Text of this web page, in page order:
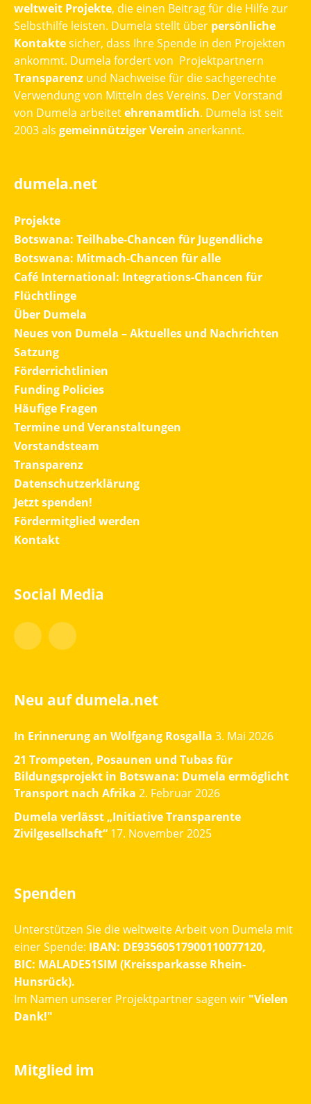
weltweit Projekte, die einen Beitrag für die Hilfe zur
Selbsthilfe leisten. Dumela stellt über persönliche
Kontaktesicher, dass Ihre Spende in den Projekten
ankommt. Dumela fordert von Projektpartnern
Transparenz und Nachweise für die sachgerechte
Verwendung von Mitteln des Vereins. Der Vorstand
von Dumela arbeitetehrenamtlich. Dumela ist seit
2003 als gemeinnütziger Verein anerkannt.
dumela.net
Projekte
Botswana: Teilhabe-Chancen für Jugendliche
Botswana: Mitmach-Chancen für alle
Café International: Integrations-Chancen für
Flüchtlinge
Über Dumela
Neues von Dumela – Aktuelles und Nachrichten
Satzung
Förderrichtlinien
Funding Policies
Häufige Fragen
Termine und Veranstaltungen
Vorstandsteam
Transparenz
Datenschutzerklärung
Jetzt spenden!
Fördermitglied werden
Kontakt
Social Media
Facebook
Neu auf dumela.net
In Erinnerung an Wolfgang Rosgalla 3. Mai 2026
21 Trompeten, Posaunen und Tubas für
Bildungsprojekt in Botswana: Dumela ermöglicht
Transport nach Afrika 2. Februar 2026
Dumela verlässt „Initiative Transparente
Zivilgesellschaft“ 17. November 2025
Spenden
Unterstützen Sie die weltweite Arbeit von Dumela mit
einer Spende: IBAN: DE93560517900110077120,
BIC: MALADE51SIM (Kreissparkasse Rhein-
Hunsrück).
Im Namen unserer Projektpartner sagen wir "Vielen
Dank!"
Mitglied im